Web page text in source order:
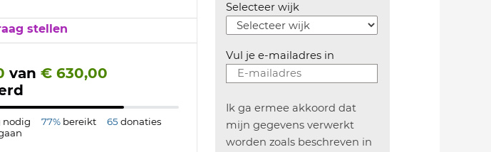
stellen
van € 630,00
nodig 77% bereikt 65 donaties
Selecteer wijk
Vul je e-mailadres in
Ik ga ermee akkoord dat
mijn gegevens verwerkt
worden zoals beschreven in